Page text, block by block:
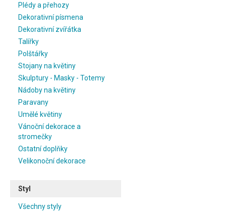
Plédy a přehozy
Dekorativní písmena
Dekorativní zvířátka
Talířky
Polštářky
Stojany na květiny
Skulptury - Masky - Totemy
Nádoby na květiny
Paravany
Umělé květiny
Vánoční dekorace a
stromečky
Ostatní doplňky
Velikonoční dekorace
Styl
Všechny styly